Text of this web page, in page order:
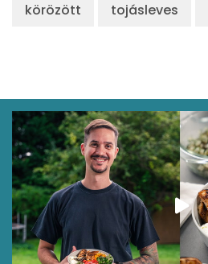
körözött tojásleves